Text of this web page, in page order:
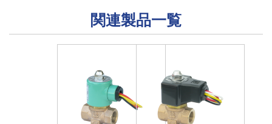
関連製品一覧